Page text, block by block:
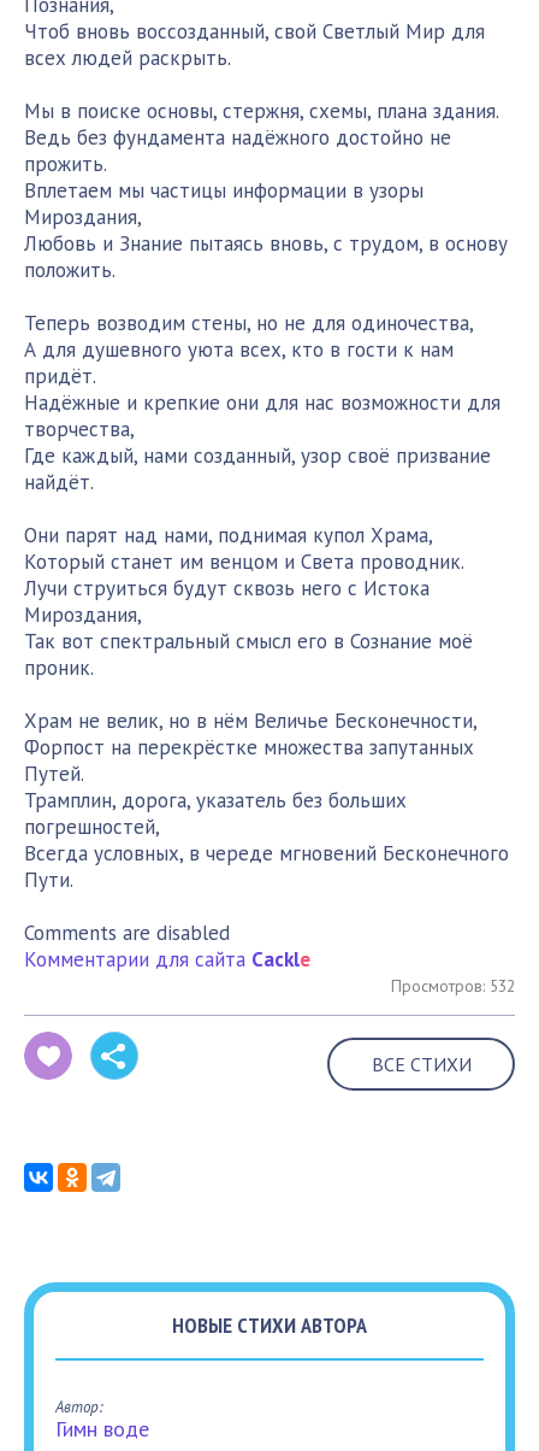
Чтоб вновь воссозданный, свой Светлый Мир для
всех людей раскрыть.
Мы в поиске основы, стержня, схемы, плана здания.
Ведь без фундамента надёжного достойно не
прожить.
Вплетаем мы частицы информации в узоры
Мироздания,
Любовь и Знание пытаясь вновь, с трудом, в основу
положить.
Теперь возводим стены, но не для одиночества,
А для душевного уюта всех, кто в гости к нам
придёт.
Надёжные и крепкие они для нас возможности для
творчества,
Где каждый, нами созданный, узор своё призвание
найдёт.
Они парят над нами, поднимая купол Храма,
Который станет им венцом и Света проводник.
Лучи струиться будут сквозь него с Истока
Мироздания,
Так вот спектральный смысл его в Сознание моё
проник.
Храм не велик, но в нём Величье Бесконечности,
Форпост на перекрёстке множества запутанных
Путей.
Трамплин, дорога, указатель без больших
погрешностей,
Всегда условных, в череде мгновений Бесконечного
Пути.
Comments are disabled
Комментарии для сайта Cackle
Просмотров: 532
ВСЕ СТИХИ
НОВЫЕ СТИХИ АВТОРА
Автор:
Гимн воде